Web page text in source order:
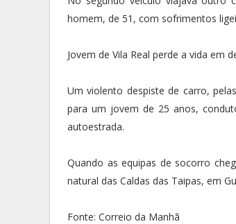
homem, de 51, com sofrimentos
Jovem de Vila Real perde a vida em
Um violento despiste de carro,
para um jovem de 25 anos,
autoestrada.
Quando as equipas de socorro
natural das Caldas das Taipas, em
Fonte: Correio da Manhã